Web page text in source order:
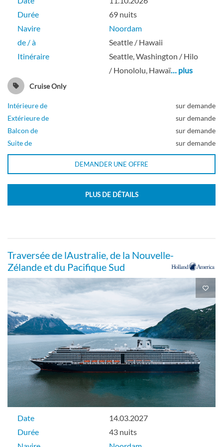
Cabine avec intérieur large/standard-[N]
Pont Promenade supérieur
Intérieure
Suite Pinnacle-[PS]
Pont Rotterdam
Suite Neptune-[SA]
Pont Rotterdam
Suite
Suite Neptune-[SB]
Pont Navigation
Durée
69 nuits
Navire
Noordam
de / à
Seattle / Hawaii
Itinéraire
Seattle, Washington / Hilo
/ Honololu, Hawaï… plus
Cruise Only
Intérieure de
sur demande
Extérieure de
sur demande
Balcon de
sur demande
Suite de
sur demande
DEMANDER UNE OFFRE
PLUS DE DÉTAILS
Traversée de lAustralie, de la Nouvelle-
Zélande et du Pacifique Sud
Date
14.03.2027
Durée
43 nuits